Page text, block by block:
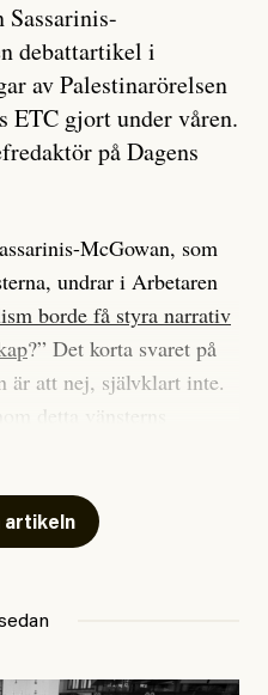
debattartikel i
av Palestinarörelsen
ETC gjort under våren.
på Dagens
McGowan, som
undrar i Arbetaren
borde få styra narrativ
?” Det korta svaret på
är att nej, självklart inte.
detta vänsterns
många snarare än att
har i alla fall fungerat för
artikeln